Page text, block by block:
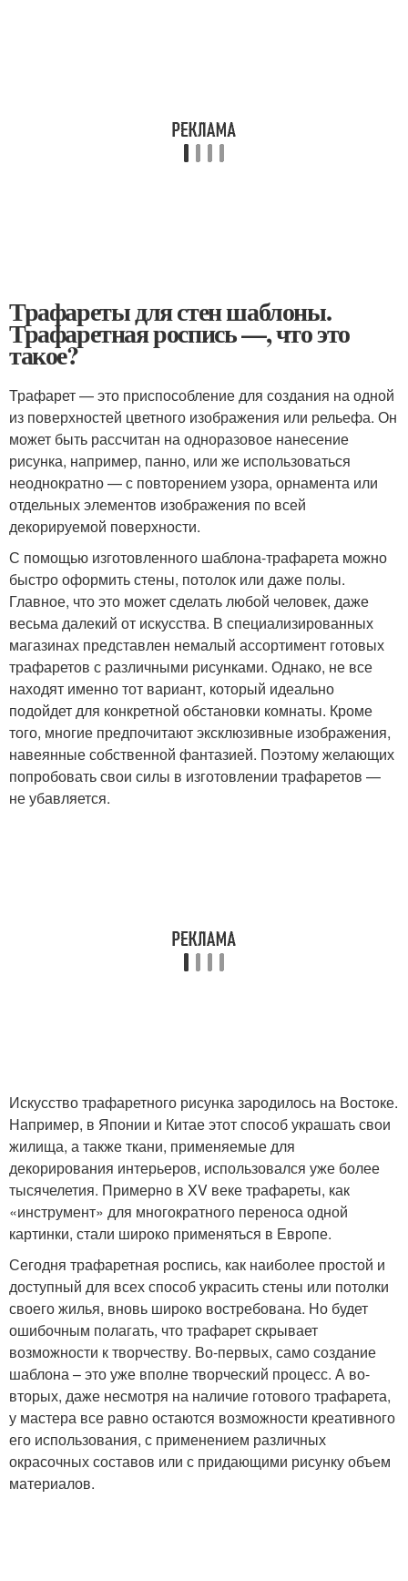
Трафареты для стен шаблоны.
Трафаретная роспись —, что это
такое?
Трафарет — это приспособление для создания на одной
из поверхностей цветного изображения или рельефа. Он
может быть рассчитан на одноразовое нанесение
рисунка, например, панно, или же использоваться
неоднократно — с повторением узора, орнамента или
отдельных элементов изображения по всей
декорируемой поверхности.
С помощью изготовленного шаблона-трафарета можно
быстро оформить стены, потолок или даже полы.
Главное, что это может сделать любой человек, даже
весьма далекий от искусства. В специализированных
магазинах представлен немалый ассортимент готовых
трафаретов с различными рисунками. Однако, не все
находят именно тот вариант, который идеально
подойдет для конкретной обстановки комнаты. Кроме
того, многие предпочитают эксклюзивные изображения,
навеянные собственной фантазией. Поэтому желающих
попробовать свои силы в изготовлении трафаретов —
не убавляется.
Искусство трафаретного рисунка зародилось на Востоке.
Например, в Японии и Китае этот способ украшать свои
жилища, а также ткани, применяемые для
декорирования интерьеров, использовался уже более
тысячелетия. Примерно в XV веке трафареты, как
«инструмент» для многократного переноса одной
картинки, стали широко применяться в Европе.
Сегодня трафаретная роспись, как наиболее простой и
доступный для всех способ украсить стены или потолки
своего жилья, вновь широко востребована. Но будет
ошибочным полагать, что трафарет скрывает
возможности к творчеству. Во-первых, само создание
шаблона – это уже вполне творческий процесс. А во-
вторых, даже несмотря на наличие готового трафарета,
у мастера все равно остаются возможности креативного
его использования, с применением различных
окрасочных составов или с придающими рисунку объем
материалов.